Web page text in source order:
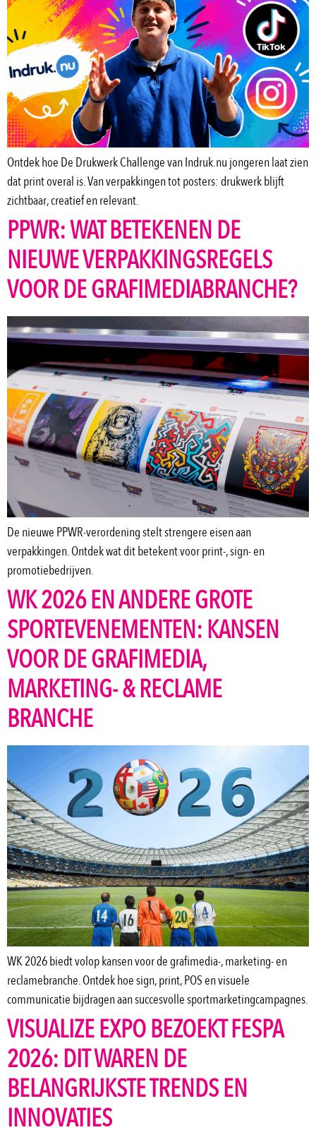
Ontdek hoe De Drukwerk Challenge van Indruk.nu jongeren laat zien
dat print overal is. Van verpakkingen tot posters: drukwerk blijft
zichtbaar, creatief en relevant.
PPWR: WAT BETEKENEN DE
NIEUWE VERPAKKINGSREGELS
VOOR DE GRAFIMEDIABRANCHE?
De nieuwe PPWR-verordening stelt strengere eisen aan
verpakkingen. Ontdek wat dit betekent voor print-, sign- en
promotiebedrijven.
WK 2026 EN ANDERE GROTE
SPORTEVENEMENTEN: KANSEN
VOOR DE GRAFIMEDIA,
MARKETING- & RECLAME
BRANCHE
WK 2026 biedt volop kansen voor de grafimedia-, marketing- en
reclamebranche. Ontdek hoe sign, print, POS en visuele
communicatie bijdragen aan succesvolle sportmarketingcampagnes.
VISUALIZE EXPO BEZOEKT FESPA
2026: DIT WAREN DE
BELANGRIJKSTE TRENDS EN
INNOVATIES